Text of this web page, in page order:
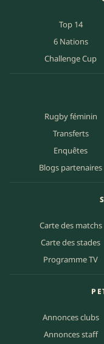
Top 14
6 Nations
Challenge Cup
Rugby féminin
Transferts
Enquêtes
Blogs partenaires
Carte des matchs
Carte des stades
Programme TV
Annonces clubs
Annonces staff